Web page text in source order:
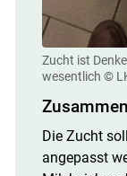
Zucht ist
wesentlich ©
Die Zucht
angepasst